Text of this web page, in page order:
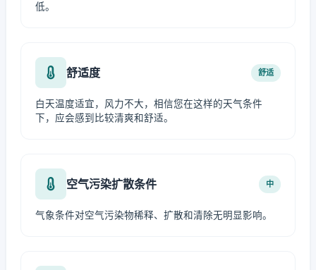
低。
舒适度 舒适
白天温度适宜，风力不大，相信您在这样的天气条件
下，应会感到比较清爽和舒适。
空气污染扩散条件 中
气象条件对空气污染物稀释、扩散和清除无明显影响。